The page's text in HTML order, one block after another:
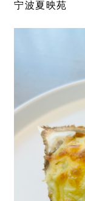
宁波夏映苑